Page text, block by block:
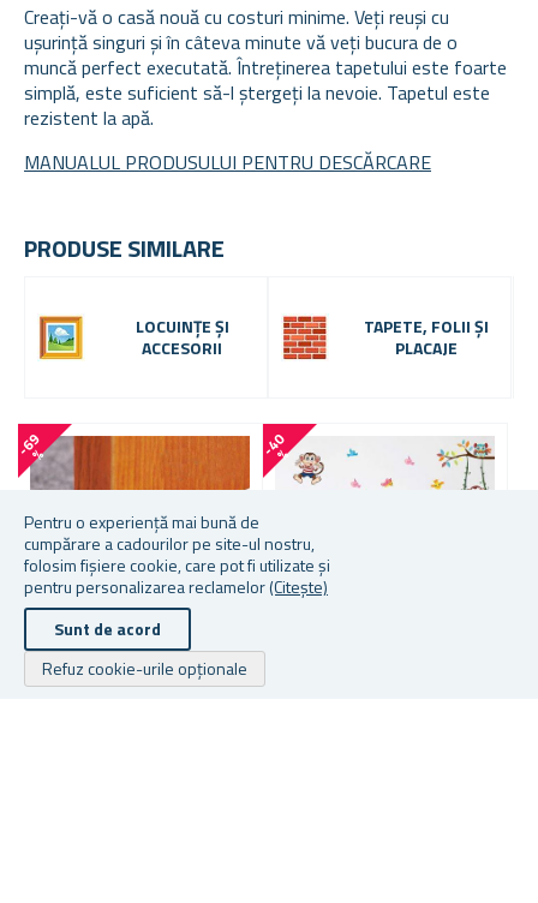
Pentru o experiență mai bună de
cumpărare a cadourilor pe site-ul nostru,
folosim fișiere cookie, care pot fi utilizate și
pentru personalizarea reclamelor(Citește)
Sunt de acord
Refuz cookie-urile opționale
Creați-vă o casă nouă cu costuri minime. Veți reuși cu
ușurință singuri și în câteva minute vă veți bucura de o
muncă perfect executată. Întreținerea tapetului este foarte
simplă, este suficient să-l ștergeți la nevoie. Tapetul este
rezistent la apă.
MANUALUL PRODUSULUI PENTRU DESCĂRCARE
PRODUSE SIMILARE
LOCUINȚE ȘI
ACCESORII
TAPETE, FOLII ȘI
PLACAJE
-
6
9
%
Mai multe culori disponibile
-
4
0
%